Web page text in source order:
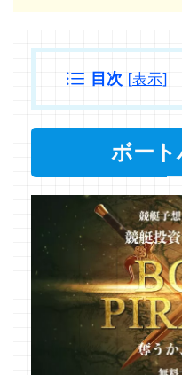
目次 [表示]
ボー